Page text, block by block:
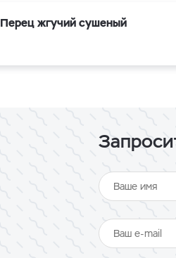
Перец жгучий сушеный